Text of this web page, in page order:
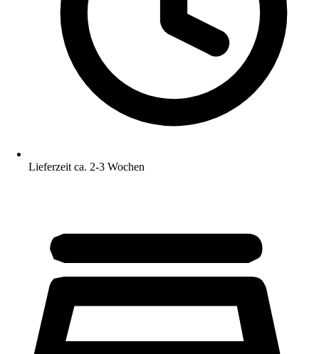
Lieferzeit ca. 2-3 Wochen